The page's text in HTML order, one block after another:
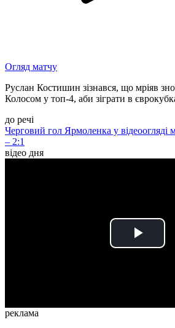
Огляд матчу
Руслан Костишин зізнався, що мріяв
Колосом у топ-4, аби зіграти в
до речі
Черговий гол Ярмоленка у
– 2:1
відео дня
Play
реклама